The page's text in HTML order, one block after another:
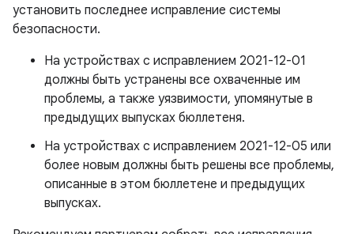
установить последнее исправление системы
безопасности.
На устройствах с исправлением 2021-12-01
должны быть устранены все охваченные им
проблемы, а также уязвимости, упомянутые в
предыдущих выпусках бюллетеня.
На устройствах с исправлением 2021-12-05 или
более новым должны быть решены все проблемы,
описанные в этом бюллетене и предыдущих
выпусках.